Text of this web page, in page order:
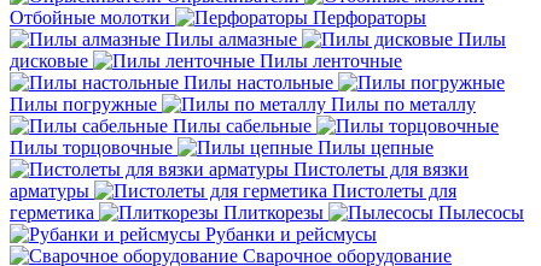
Отбойные молотки
Перфораторы
Пилы алмазные
Пилы
дисковые
Пилы ленточные
Пилы настольные
Пилы погружные
Пилы по металлу
Пилы сабельные
Пилы торцовочные
Пилы цепные
Пистолеты для вязки
арматуры
Пистолеты для
герметика
Плиткорезы
Пылесосы
Рубанки и рейсмусы
Сварочное оборудование